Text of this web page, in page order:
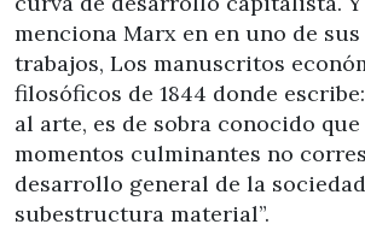
menciona Marx en en uno de
trabajos, Los manuscritos
filosóficos de 1844 donde
al arte, es de sobra conocido
momentos culminantes no
desarrollo general de la
subestructura material”.